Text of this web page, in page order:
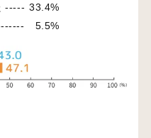
----- 33.4%
5.5%